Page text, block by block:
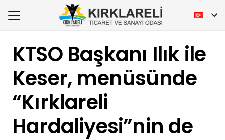
KTSO Başkanı Ilık ile
Keser, menüsünde
“Kırklareli
Hardaliyesi”nin de